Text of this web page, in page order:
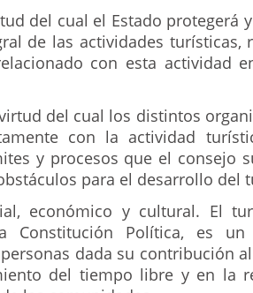
del cual el Estado protegerá
de las actividades turísticas,
con esta actividad
del cual los distintos
con la actividad
y procesos que el consejo
para el desarrollo del
económico y cultural. El
Constitución Política, es
dada su contribución
del tiempo libre y en la